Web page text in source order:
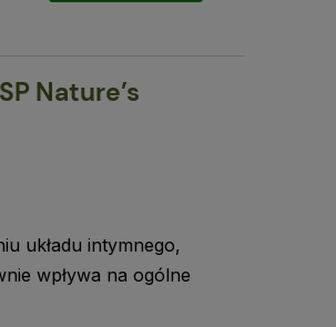
Nature’s
układu intymnego,
wpływa na ogólne